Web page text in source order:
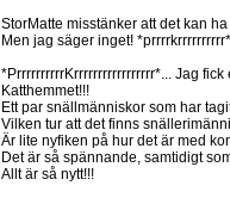
StorMatte misstänker att det kan
Men jag säger inget!
*PrrrrrrrrrrKrrrrrrrrrrrrrrrrr*... Jag
Katthemmet!!!
Ett par snällmänniskor som har
Vilken tur att det finns
Är lite nyfiken på hur det är med
Det är så spännande, samtidigt
Allt är så nytt!!!